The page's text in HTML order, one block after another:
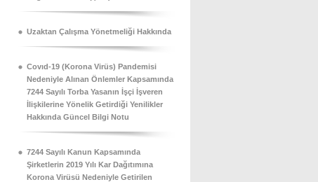
Uzaktan Çalışma Yönetmeliği Hakkında
Covıd-19 (Korona Virüs) Pandemisi
Nedeniyle Alınan Önlemler Kapsamında
7244 Sayılı Torba Yasanın İşçi İşveren
İlişkilerine Yönelik Getirdiği Yenilikler
Hakkında Güncel Bilgi Notu
7244 Sayılı Kanun Kapsamında
Şirketlerin 2019 Yılı Kar Dağıtımına
Korona Virüsü Nedeniyle Getirilen